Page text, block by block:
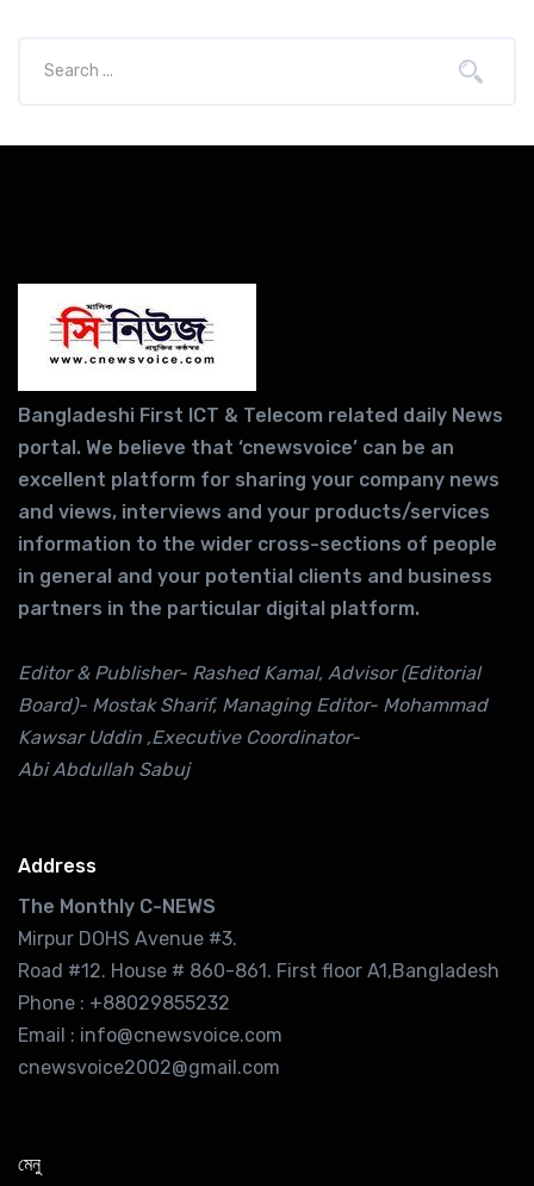
Bangladeshi First ICT & Telecom related daily News
portal. We believe that ‘cnewsvoice’ can be an
excellent platform for sharing your company news
and views, interviews and your products/services
information to the wider cross-sections of people
in general and your potential clients and business
partners in the particular digital platform.
Editor & Publisher- Rashed Kamal, Advisor (Editorial
Board)- Mostak Sharif, Managing Editor- Mohammad
Kawsar Uddin ,Executive Coordinator-
Abi Abdullah Sabuj
Address
The Monthly C-NEWS
Mirpur DOHS Avenue #3.
Road #12. House # 860-861. First floor A1,Bangladesh
Phone : +88029855232
Email : info@cnewsvoice.com
cnewsvoice2002@gmail.com
মেনু